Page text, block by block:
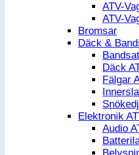
ATV-
ATV-
Bromsar
Däck &
Däck
Fälgar
Elektronik
Audio